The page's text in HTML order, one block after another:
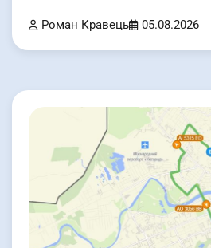
Роман Кравець 05.08.2026